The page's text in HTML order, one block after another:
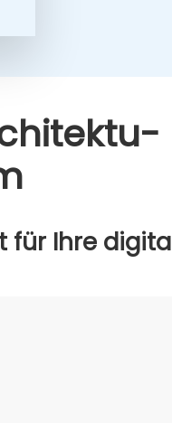
Ihre